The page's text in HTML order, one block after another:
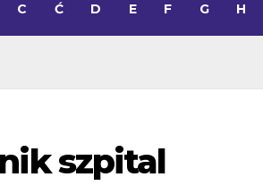
C Ć D E F G H
szpital